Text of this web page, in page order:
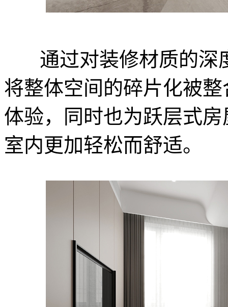
通过对装修材质的深
将整体空间的碎片化被
体验，同时也为跃层式
室内更加轻松而舒适。